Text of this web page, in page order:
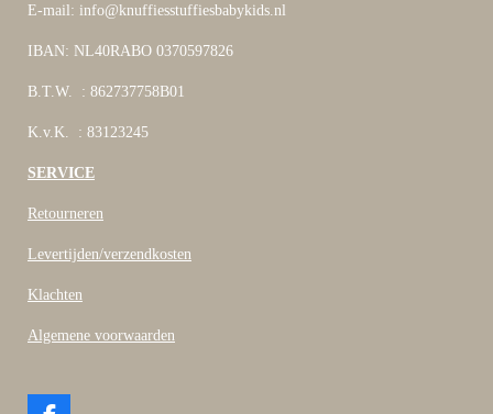
E-mail: info@knuffiesstuffiesbabykids.nl
IBAN: NL40RABO 0370597826
B.T.W. : 862737758B01
K.v.K. : 83123245
SERVICE
Retourneren
Levertijden/verzendkosten
Klachten
Algemene voorwaarden